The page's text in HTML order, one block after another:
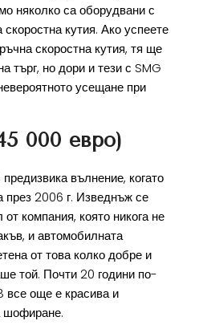
няколко са оборудвани с
кутия. Ако успеете
скоростна кутия, тя ще
търг, но дори и тези с SMG
усещане при
000 евро)
вълнение, когато
през 2006 г. Изведнъж се
компания, която никога не
и автомобилната
от това колко добре и
той. Почти 20 години по-
все още е красива и